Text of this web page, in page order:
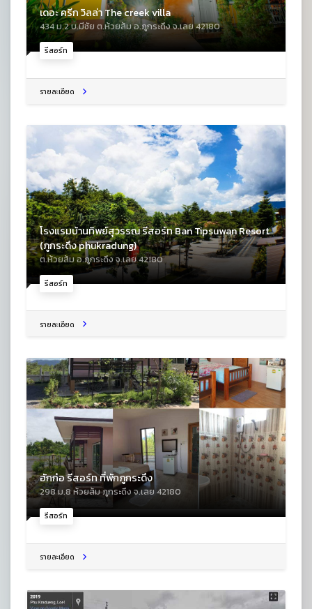
รีสอร์ท
เดอะ ครีก วิลล่า The creek villa
434 ม.2 บ.มีชัย ต.ห้วยส้ม อ.ภูกระดึง จ.เลย 42180
รายละเอียด
รีสอร์ท
โรงแรมบ้านทิพย์สุวรรณ รีสอร์ท Ban Tipsuwan Resort
(ภูกระดึง phukradung)
ต.ห้วยส้ม อ.ภูกระดึง จ.เลย 42180
รายละเอียด
รีสอร์ท
ฮักก๋อ รีสอร์ท ที่พักภูกระดึง
298 ม.8 ห้วยส้ม ภูกระดึง จ.เลย 42180
รายละเอียด